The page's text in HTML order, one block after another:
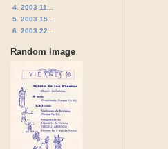
4. 2003 11...
5. 2003 15...
6. 2003 22...
Random Image